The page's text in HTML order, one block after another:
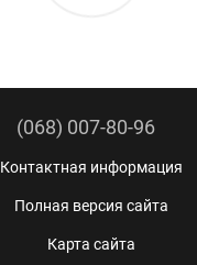
(068) 007-80-96
Контактная информация
Полная версия сайта
Карта сайта